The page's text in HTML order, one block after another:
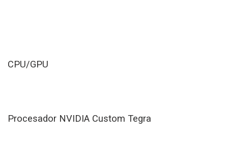
CPU/GPU
Procesador NVIDIA Custom Tegra